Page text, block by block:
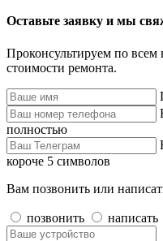
Оставьте заявку и мы
Проконсультируем по
стоимости ремонта.
полностью
короче 5 символов
Вам позвонить или
позвонить написать